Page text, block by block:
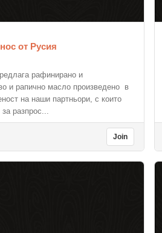
от Русия
рафинирано и
и рапично масло произведено в
на наши партньори, с които
разпрос...
Join